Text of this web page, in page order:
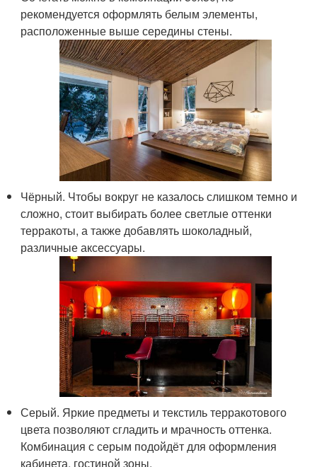
рекомендуется оформлять белым элементы,
расположенные выше середины стены.
Чёрный. Чтобы вокруг не казалось слишком темно и
сложно, стоит выбирать более светлые оттенки
терракоты, а также добавлять шоколадный,
различные аксессуары.
Серый. Яркие предметы и текстиль терракотового
цвета позволяют сгладить и мрачность оттенка.
Комбинация с серым подойдёт для оформления
кабинета, гостиной зоны.